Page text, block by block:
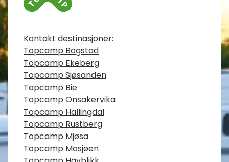
Kontaktinfo
Kontakt destinasjoner:
Topcamp Bogstad
Topcamp Ekeberg
Topcamp Sjøsanden
Topcamp Bie
Topcamp Onsakervika
Topcamp Hallingdal
Topcamp Rustberg
Topcamp Mjøsa
Topcamp Mosjøen